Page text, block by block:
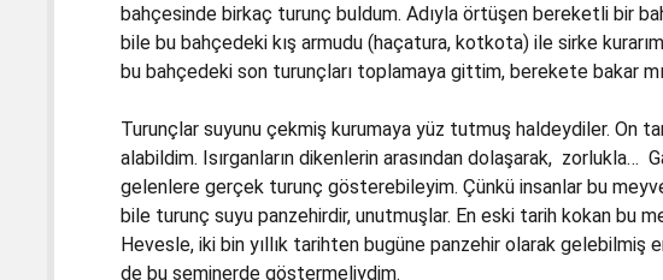
bahçesinde birkaç turunç buldum. Adıyla örtüşen bereketli bir
bile bu bahçedeki kış armudu (haçatura, kotkota) ile sirke
bu bahçedeki son turunçları toplamaya gittim, berekete bakar
Turunçlar suyunu çekmiş kurumaya yüz tutmuş haldeydiler. On
alabildim. Isırganların dikenlerin arasından dolaşarak, zorlukla…
gelenlere gerçek turunç gösterebileyim. Çünkü insanlar bu
bile turunç suyu panzehirdir, unutmuşlar. En eski tarih kokan bu
Hevesle, iki bin yıllık tarihten bugüne panzehir olarak gelebilmiş
de bu seminerde göstermeliydim.